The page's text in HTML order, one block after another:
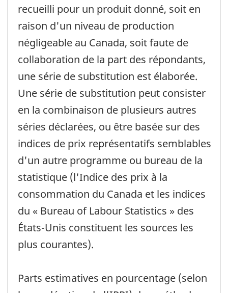
recueilli pour un produit donné, soit en
raison d'un niveau de production
négligeable au Canada, soit faute de
collaboration de la part des répondants,
une série de substitution est élaborée.
Une série de substitution peut consister
en la combinaison de plusieurs autres
séries déclarées, ou être basée sur des
indices de prix représentatifs semblables
d'un autre programme ou bureau de la
statistique (l'Indice des prix à la
consommation du Canada et les indices
du « Bureau of Labour Statistics » des
États-Unis constituent les sources les
plus courantes).
Parts estimatives en pourcentage (selon